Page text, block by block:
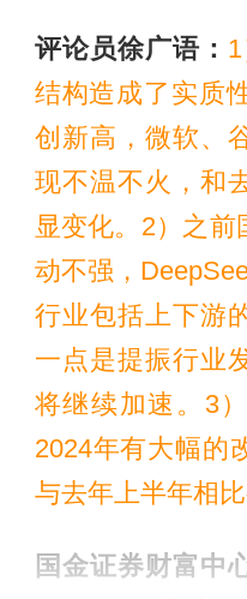
评论员徐广语：
结构造成了实质
创新高，微软、
现不温不火，和
显变化。2）之前
动不强，
行业包括上下游
一点是提振行业
将继续加速。3
2024年有大幅的
与去年上半年相比
国金证券财富中